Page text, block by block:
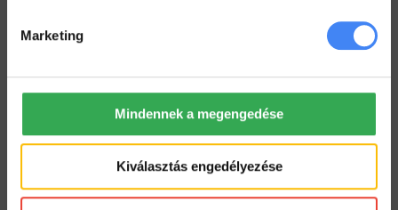
Marketing
Mindennek a megengedése
Kiválasztás engedélyezése
Starter vagy Standard?
2022. május 3.